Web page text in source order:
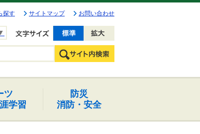
探す サイトマップ お問い合わせ
文字を小さく
ツ
学習
防災
消防・安全